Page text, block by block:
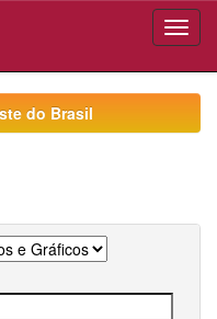
do Brasil